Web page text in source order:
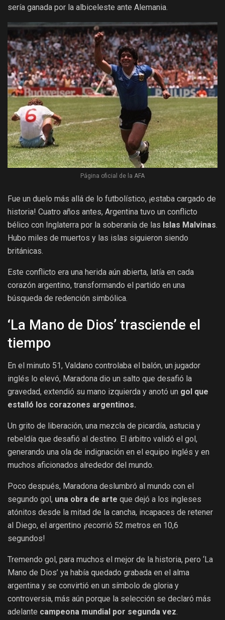
sería ganada por la albiceleste ante Alemania.
Página oficial de la AFA
Fue un duelo más allá de lo futbolístico, ¡estaba cargado de
historia! Cuatro años antes, Argentina tuvo un conflicto
bélico con Inglaterra por la soberanía de las Islas Malvinas.
Hubo miles de muertos y las islas siguieron siendo
británicas.
Este conflicto era una herida aún abierta, latía en cada
corazón argentino, transformando el partido en una
búsqueda de redención simbólica.
‘La Mano de Dios’ trasciende el
tiempo
En el minuto 51, Valdano controlaba el balón, un jugador
inglés lo elevó, Maradona dio un salto que desafió la
gravedad, extendió su mano izquierda y anotó un gol que
estalló los corazones argentinos.
Un grito de liberación, una mezcla de picardía, astucia y
rebeldía que desafió al destino. El árbitro validó el gol,
generando una ola de indignación en el equipo inglés y en
muchos aficionados alrededor del mundo.
Poco después, Maradona deslumbró al mundo con el
segundo gol, una obra de arte que dejó a los ingleses
atónitos desde la mitad de la cancha, incapaces de retener
al Diego, el argentino ¡recorrió 52 metros en 10,6
segundos!
Tremendo gol, para muchos el mejor de la historia, pero ‘La
Mano de Dios’ ya había quedado grabada en el alma
argentina y se convirtió en un símbolo de gloria y
controversia, más aún porque la selección se declaró más
adelante campeona mundial por segunda vez.